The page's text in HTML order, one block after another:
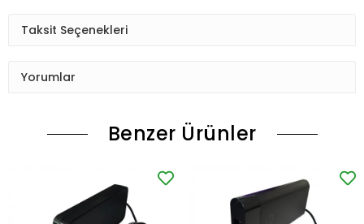
Taksit Seçenekleri
Yorumlar
Benzer Ürünler